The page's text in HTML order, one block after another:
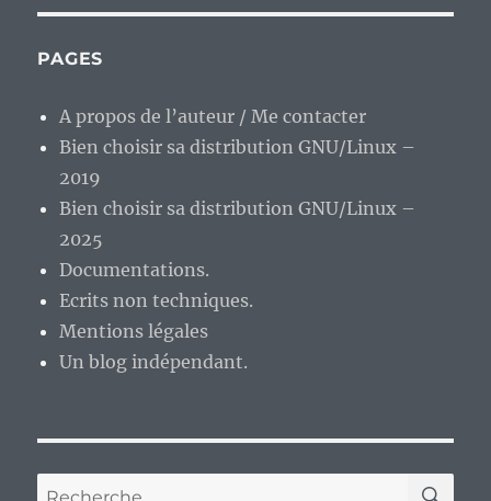
PAGES
A propos de l’auteur / Me contacter
Bien choisir sa distribution GNU/Linux –
2019
Bien choisir sa distribution GNU/Linux –
2025
Documentations.
Ecrits non techniques.
Mentions légales
Un blog indépendant.
Recherche